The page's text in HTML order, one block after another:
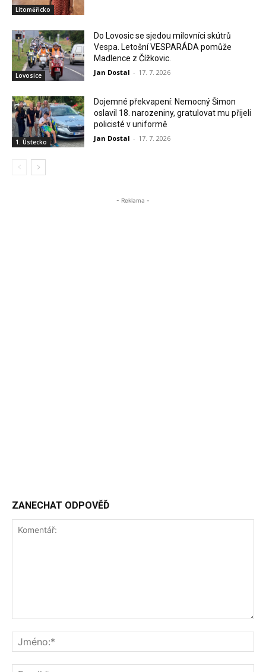
Litoměřicko
Lovosice
Do Lovosic se sjedou milovníci skútrů
Vespa. Letošní VESPARÁDA pomůže
Madlence z Čížkovic.
Jan Dostal - 17. 7. 2026
1. Ústecko
Dojemné překvapení: Nemocný Šimon
oslavil 18. narozeniny, gratulovat mu přijeli
policisté v uniformě
Jan Dostal - 17. 7. 2026
- Reklama -
ZANECHAT ODPOVĚĎ